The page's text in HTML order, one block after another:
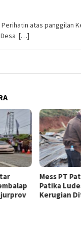
Perihatin atas
Desa […]
Juta
Misteri
Bombana,
Area